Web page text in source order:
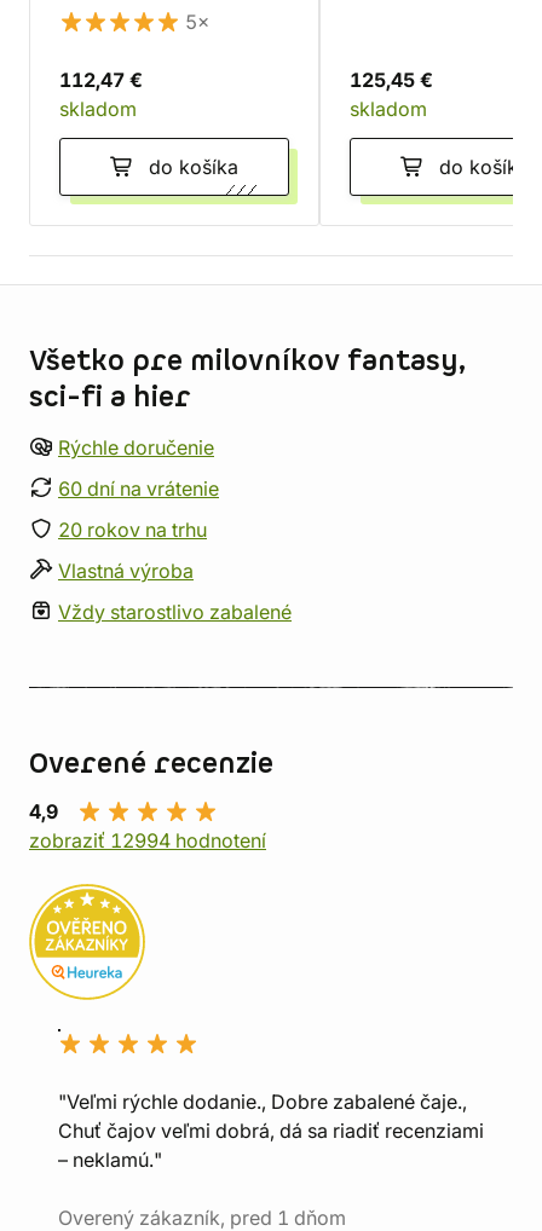
5×
112,47 €
skladom
do košíka
125,45 €
skladom
do košíka
Všetko pre milovníkov fantasy,
sci-fi a hier
Rýchle doručenie
60 dní na vrátenie
20 rokov na trhu
Vlastná výroba
Vždy starostlivo zabalené
Overené recenzie
4,9
zobraziť 12994 hodnotení
"Veľmi rýchle dodanie., Dobre zabalené čaje.,
Chuť čajov veľmi dobrá, dá sa riadiť recenziami
– neklamú."
Overený zákazník, pred 1 dňom